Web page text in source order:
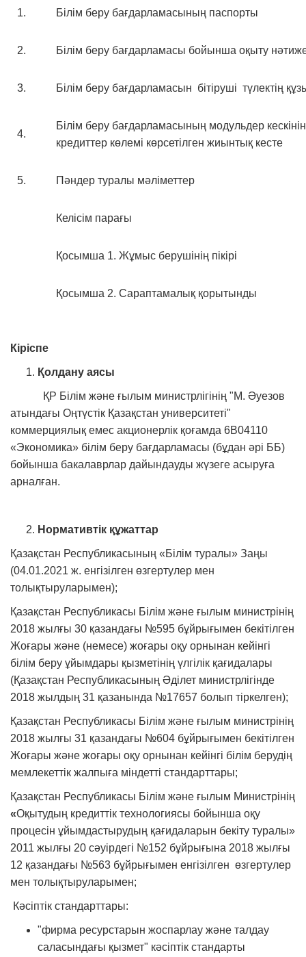
1. Білім беру бағдарламасының паспорты
2. Білім беру бағдарламасы бойынша оқыту
3. Білім беру бағдарламасын бітіруші түлектің
4.
Білім беру бағдарламасының модульдер
кредиттер көлемі көрсетілген жиынтық кесте
5. Пәндер туралы мәліметтер
Келісім парағы
Қосымша 1. Жұмыс берушінің пікірі
Қосымша 2. Сараптамалық қорытынды
Кіріспе
Қолдану аясы
ҚР Білім және ғылым министрлігінің "М. Әуезов
атындағы Оңтүстік Қазақстан университеті"
коммерциялық емес акционерлік қоғамда 6В04110
«Экономика» білім беру бағдарламасы (бұдан әрі ББ)
бойынша бакалаврлар дайындауды жүзеге асыруға
арналған.
Нормативтік құжаттар
Қазақстан Республикасының «Білім туралы» Заңы
(04.01.2021 ж. енгізілген өзгертулер мен
толықтыруларымен);
Қазақстан Республикасы Білім және ғылым министрінің
2018 жылғы 30 қазандағы №595 бұйрығымен бекітілген
Жоғары және (немесе) жоғары оқу орнынан кейінгі
білім беру ұйымдары қызметінің үлгілік қағидалары
(Қазақстан Республикасының Әділет министрлігінде
2018 жылдың 31 қазанында №17657 болып тіркелген);
Қазақстан Республикасы Білім және ғылым министрінің
2018 жылғы 31 қазандағы №604 бұйрығымен бекітілген
Жоғары және жоғары оқу орнынан кейінгі білім берудің
мемлекеттік жалпыға міндетті стандарттары;
Қазақстан Республикасы Білім және ғылым Министрінің
«Оқытудың кредиттік технологиясы бойынша оқу
процесін ұйымдастырудың қағидаларын бекіту туралы»
2011 жылғы 20 сәуірдегі №152 бұйрығына 2018 жылғы
12 қазандағы №563 бұйрығымен енгізілген өзгертулер
мен толықтыруларымен;
Кәсіптік стандарттары:
"фирма ресурстарын жоспарлау және талдау
саласындағы қызмет" кәсіптік стандарты